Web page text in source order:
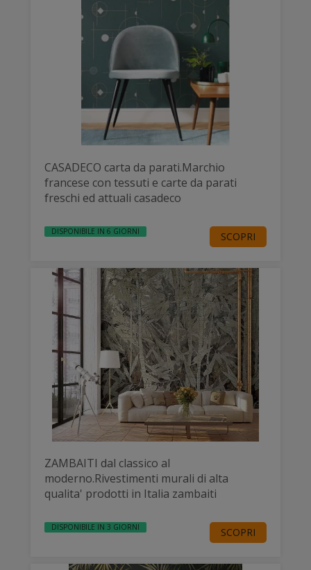
CASADECO carta da parati.Marchio
francese con tessuti e carte da parati
freschi ed attuali casadeco
DISPONIBILE IN 6 GIORNI SCOPRI
ZAMBAITI dal classico al
moderno.Rivestimenti murali di alta
qualita' prodotti in Italia zambaiti
DISPONIBILE IN 3 GIORNI SCOPRI